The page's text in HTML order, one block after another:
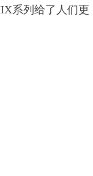
系列给了人们更